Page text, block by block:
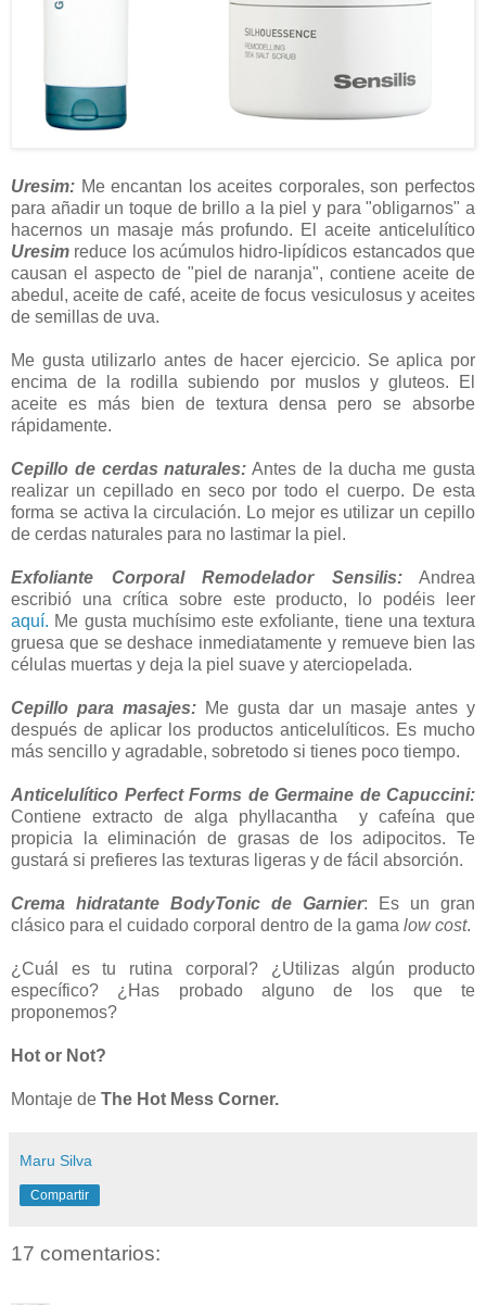
Uresim: Me encantan los aceites corporales, son perfectos
para añadir un toque de brillo a la piel y para "obligarnos" a
hacernos un masaje más profundo. El aceite anticelulítico
Uresim reduce los acúmulos hidro-lipídicos estancados que
causan el aspecto de "piel de naranja", contiene aceite de
abedul, aceite de café, aceite de focus vesiculosus y aceites
de semillas de uva.
Me gusta utilizarlo antes de hacer ejercicio. Se aplica por
encima de la rodilla subiendo por muslos y gluteos. El
aceite es más bien de textura densa pero se absorbe
rápidamente.
Cepillo de cerdas naturales: Antes de la ducha me gusta
realizar un cepillado en seco por todo el cuerpo. De esta
forma se activa la circulación. Lo mejor es utilizar un cepillo
de cerdas naturales para no lastimar la piel.
Exfoliante Corporal Remodelador Sensilis:Andrea
escribió una crítica sobre este producto, lo podéis leer
aquí. Me gusta muchísimo este exfoliante, tiene una textura
gruesa que se deshace inmediatamente y remueve bien las
células muertas y deja la piel suave y aterciopelada.
Cepillo para masajes: Me gusta dar un masaje antes y
después de aplicar los productos anticelulíticos. Es mucho
más sencillo y agradable, sobretodo si tienes poco tiempo.
Anticelulítico Perfect Forms de Germaine de Capuccini:
Contiene extracto de alga phyllacantha y cafeína que
propicia la eliminación de grasas de los adipocitos. Te
gustará si prefieres las texturas ligeras y de fácil absorción.
Crema hidratante BodyTonic de Garnier: Es un gran
clásico para el cuidado corporal dentro de la gama low cost.
¿Cuál es tu rutina corporal? ¿Utilizas algún producto
específico? ¿Has probado alguno de los que te
proponemos?
Hot or Not?
Montaje de The Hot Mess Corner.
Maru Silva
Compartir
17 comentarios: